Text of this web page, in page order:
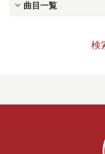
曲目一覧
検